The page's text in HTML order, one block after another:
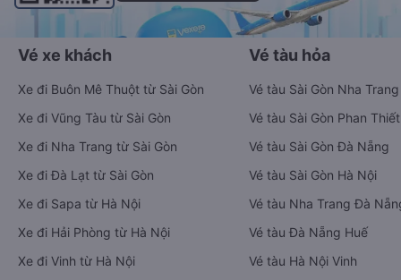
Vé xe khách
Xe đi Buôn Mê Thuột từ Sài Gòn
Xe đi Vũng Tàu từ Sài Gòn
Xe đi Nha Trang từ Sài Gòn
Xe đi Đà Lạt từ Sài Gòn
Xe đi Sapa từ Hà Nội
Xe đi Hải Phòng từ Hà Nội
Xe đi Vinh từ Hà Nội
Vé tàu hỏa
Vé tàu Sài Gòn Nha Trang
Vé tàu Sài Gòn Phan Thiết
Vé tàu Sài Gòn Đà Nẵng
Vé tàu Sài Gòn Hà Nội
Vé tàu Nha Trang Đà
Vé tàu Đà Nẵng Huế
Vé tàu Hà Nội Vinh